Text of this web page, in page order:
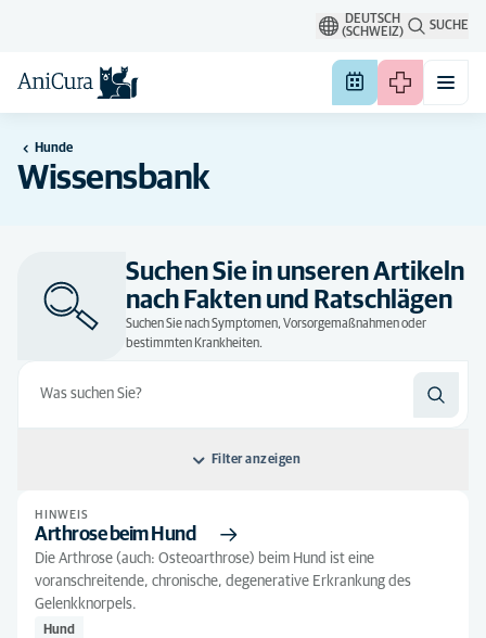
DEUTSCH
(SCHWEIZ)
SUCHE
Hunde
Wissensbank
Suchen Sie in unseren Artikeln
nach Fakten und Ratschlägen
Suchen Sie nach Symptomen, Vorsorgemaßnahmen oder
bestimmten Krankheiten.
Filter anzeigen
Sortieren nach: Nach Relevanz
Nach Relevanz
Alphabetisch
Art des Artikels
Hinweis
Alle Tierarten 1
HINWEIS
Arthrose beim Hund
Die Arthrose (auch: Osteoarthrose) beim Hund ist eine
voranschreitende, chronische, degenerative Erkrankung des
Gelenkknorpels.
Hund